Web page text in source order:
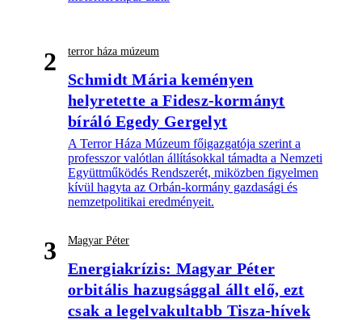
2 terror háza múzeum
Schmidt Mária keményen
helyretette a Fidesz-kormányt
bíráló Egedy Gergelyt
A Terror Háza Múzeum főigazgatója szerint a
professzor valótlan állításokkal támadta a Nemzeti
Együttműködés Rendszerét, miközben figyelmen
kívül hagyta az Orbán-kormány gazdasági és
nemzetpolitikai eredményeit.
3 Magyar Péter
Energiakrízis: Magyar Péter
orbitális hazugsággal állt elő, ezt
csak a legelvakultabb Tisza-hívek